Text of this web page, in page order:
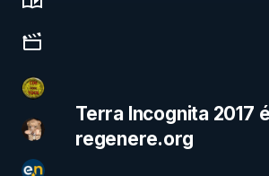
Science, history & spirituality
Culture, media & entertainment
CDS pour TOUS
DataCenter
Terra Incognita 2017
regenere.org